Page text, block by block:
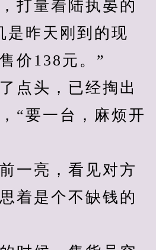
打量着陆执晏的
是昨天刚到的现
价138元。”
头，已经掏出
“要一台，麻烦开
亮，看见对方
着是个不缺钱的